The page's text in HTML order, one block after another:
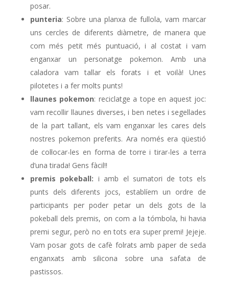
posar.
punteria: Sobre una planxa de fullola, vam marcar
uns cercles de diferents diàmetre, de manera que
com més petit més puntuació, i al costat i vam
enganxar un personatge pokemon. Amb una
caladora vam tallar els forats i et voilà! Unes
pilotetes i a fer molts punts!
llaunes pokemon: reciclatge a tope en aquest joc:
vam recollir llaunes diverses, i ben netes i segellades
de la part tallant, els vam enganxar les cares dels
nostres pokemon preferits. Ara només era qüestió
de col·locar-les en forma de torre i tirar-les a terra
d’una tirada! Gens fàcil!!
premis pokeball: i amb el sumatori de tots els
punts dels diferents jocs, establíem un ordre de
participants per poder petar un dels gots de la
pokeball dels premis, on com a la tómbola, hi havia
premi segur, però no en tots era super premi! Jejeje.
Vam posar gots de cafè folrats amb paper de seda
enganxats amb silicona sobre una safata de
pastissos.